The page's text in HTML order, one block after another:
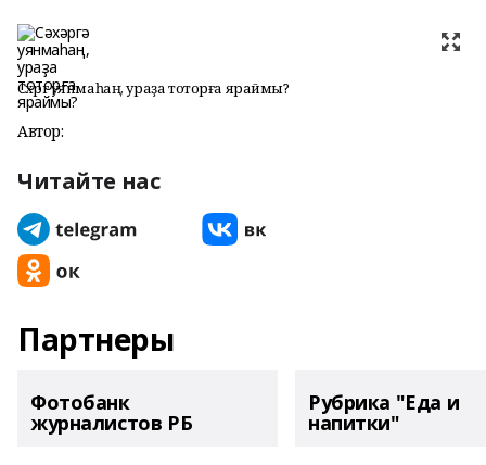
Сәхәргә уянмаһаң, ураҙа тоторға яраймы?
Автор:
Читайте нас
Партнеры
Фотобанк
журналистов РБ
Рубрика "Еда и
напитки"